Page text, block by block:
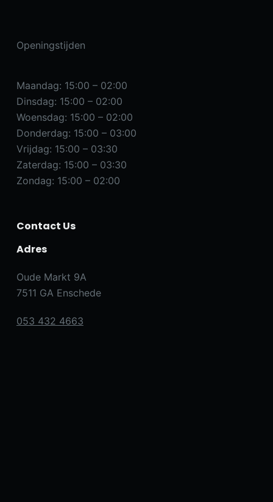
Openingstijden
Maandag: 15:00 – 02:00
Dinsdag: 15:00 – 02:00
Woensdag: 15:00 – 02:00
Donderdag: 15:00 – 03:00
Vrijdag: 15:00 – 03:30
Zaterdag: 15:00 – 03:30
Zondag: 15:00 – 02:00
Contact Us
Adres
Oude Markt 9A
7511 GA Enschede
053 432 4663